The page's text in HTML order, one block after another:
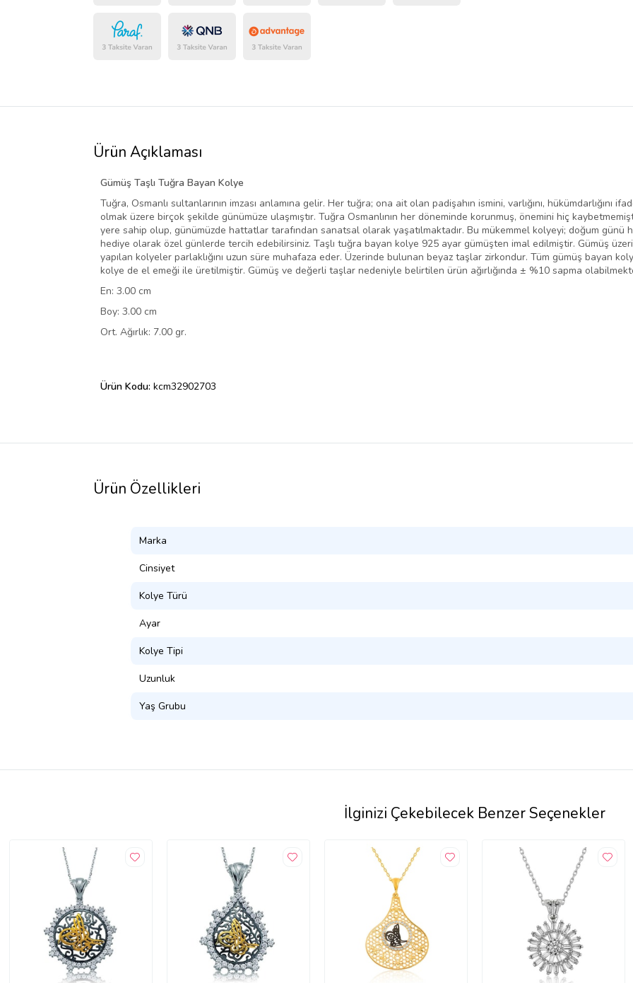
Ürün Açıklaması
Gümüş Taşlı Tuğra Bayan Kolye
Tuğra, Osmanlı sultanlarının imzası anlamına gelir. Her tuğra; ona ait olan padişahın ismini, varlığını, hükümdarlığını
olmak üzere birçok şekilde günümüze ulaşmıştır. Tuğra Osmanlının her döneminde korunmuş, önemini hiç
yere sahip olup, günümüzde hattatlar tarafından sanatsal olarak yaşatılmaktadır. Bu mükemmel kolyeyi; doğum
hediye olarak özel günlerde tercih edebilirsiniz. Taşlı tuğra bayan kolye 925 ayar gümüşten imal edilmiştir. Gümüş
yapılan kolyeler parlaklığını uzun süre muhafaza eder. Üzerinde bulunan beyaz taşlar zirkondur. Tüm gümüş bayan
kolye de el emeği ile üretilmiştir. Gümüş ve değerli taşlar nedeniyle belirtilen ürün ağırlığında ± %10 sapma
En: 3.00 cm
Boy: 3.00 cm
Ort. Ağırlık: 7.00 gr.
Ürün Kodu: kcm32902703
Ürün Özellikleri
Marka
Cinsiyet
Kolye Türü
Ayar
Kolye Tipi
Uzunluk
Yaş Grubu
İlginizi Çekebilecek Benzer Seçenekler